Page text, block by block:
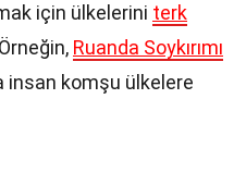
için ülkelerini terk
Ruanda Soykırımı
insan komşu ülkelere